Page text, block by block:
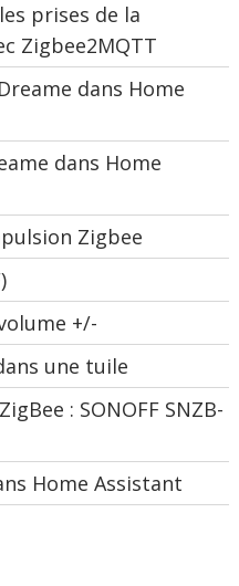
prises de la
Zigbee2MQTT
dans Home
dans Home
Zigbee
+/-
une tuile
: SONOFF SNZB-
Home Assistant